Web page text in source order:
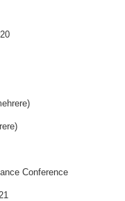
Conference